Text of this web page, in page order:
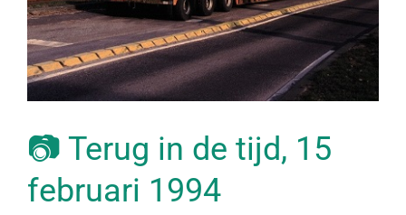
📷 Terug in de tijd, 15
februari 1994